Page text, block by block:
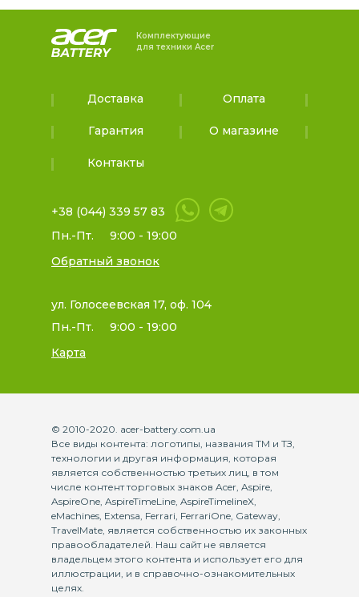
Комплектующие
для техники Acer
Доставка Оплата
Гарантия О магазине
Контакты
+38 (044) 339 57 83
Пн.-Пт.
9:00 - 19:00
Обратный звонок
ул. Голосеевская 17, оф. 104
Пн.-Пт.
9:00 - 19:00
Карта
© 2010-2020. acer-battery.com.ua
Все виды контента: логотипы, названия ТМ и ТЗ,
технологии и другая информация, которая
является собственностью третьих лиц, в том
числе контент торговых знаков Acer, Aspire,
AspireOne, AspireTimeLine, AspireTimelineX,
eMachines, Extensa, Ferrari, FerrariOne, Gateway,
TravelMate, является собственностью их законных
правообладателей. Наш сайт не является
владельцем этого контента и использует его для
иллюстрации, и в справочно-ознакомительных
целях.